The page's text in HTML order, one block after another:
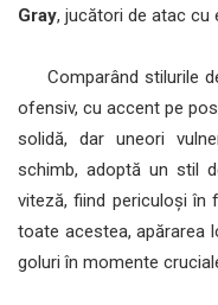
Gray, jucători de atac cu
Comparând stilurile
ofensiv, cu accent pe
solidă, dar uneori
schimb, adoptă un stil
viteză, fiind periculoși în
toate acestea, apărarea
goluri în momente